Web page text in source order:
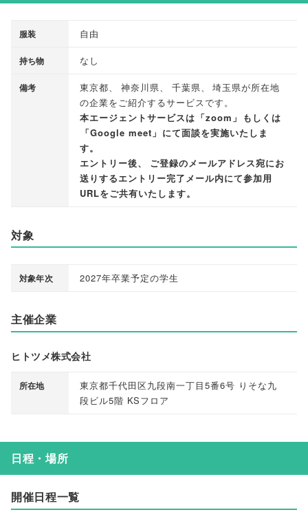
服装 自由
持ち物 なし
備考 東京都、 神奈川県、 千葉県、
埼玉県が所在地
の企業をご紹介するサービスです。
本エージェントサービスは 「zoom 」 もしくは
「Google meet 」 にて面談を実施いたしま
す。
エントリー後、
ご登録のメールアドレス宛にお
送りするエントリー完了メール内にて参加用
URLをご共有いたします。
対象
対象年次 2027年卒業予定の学生
主催企業
ヒトツメ株式会社
所在地
東京都千代田区九段南一丁目5番6号 りそな九
段ビル5階 KSフロア
日程・場所
開催日程一覧